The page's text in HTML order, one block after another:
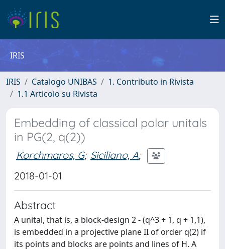
IRIS
IRIS Catalogo UNIBAS
1. Contributo in Rivista
1.1 Articolo su Rivista
Embedding of classical polar unitals
in PG(2, q(2))
Korchmaros, G; Siciliano, A;
2018-01-01
Abstract
A unital, that is, a block-design 2 - (q^3 + 1, q + 1,1),
is embedded in a projective plane II of order q(2) if
its points and blocks are points and lines of H. A